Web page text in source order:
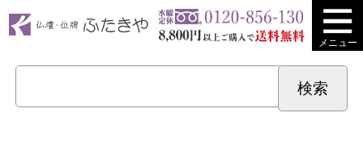
メニュー